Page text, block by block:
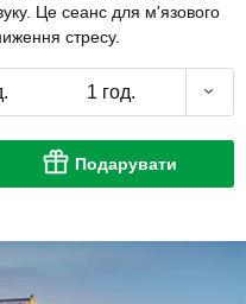
Це сеанс для м'язового
стресу.
1 год.
Подарувати